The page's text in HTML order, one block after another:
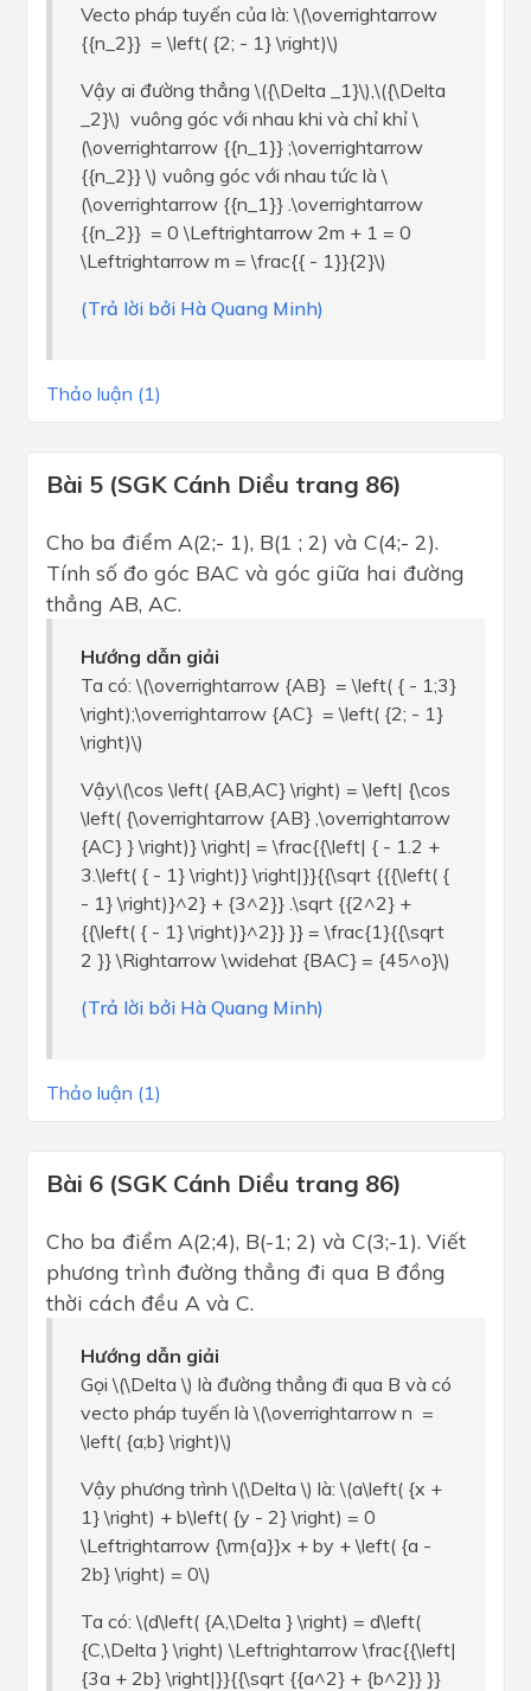
Vecto pháp tuyến của là: \(\overrightarrow
{{n_2}} = \left( {2; - 1} \right)\)
Vậy ai đường thẳng \({\Delta _1}\),\({\Delta
_2}\) vuông góc với nhau khi và chỉ khỉ \
(\overrightarrow {{n_1}} ;\overrightarrow
{{n_2}} \) vuông góc với nhau tức là \
(\overrightarrow {{n_1}} .\overrightarrow
{{n_2}} = 0 \Leftrightarrow 2m + 1 = 0
\Leftrightarrow m = \frac{{ - 1}}{2}\)
(Trả lời bởi Hà Quang Minh)
Thảo luận (1)
Bài 5 (SGK Cánh Diều trang 86)
Cho ba điểm A(2;- 1), B(1 ; 2) và C(4;- 2).
Tính số đo góc BAC và góc giữa hai đường
thẳng AB, AC.
Hướng dẫn giải
Ta có: \(\overrightarrow {AB} = \left( { - 1;3}
\right);\overrightarrow {AC} = \left( {2; - 1}
\right)\)
Vậy\(\cos \left( {AB,AC} \right) = \left| {\cos
\left( {\overrightarrow {AB} ,\overrightarrow
{AC} } \right)} \right| = \frac{{\left| { - 1.2 +
3.\left( { - 1} \right)} \right|}}{{\sqrt {{{\left( {
- 1} \right)}^2} + {3^2}} .\sqrt {{2^2} +
{{\left( { - 1} \right)}^2}} }} = \frac{1}{{\sqrt
2 }} \Rightarrow \widehat {BAC} = {45^o}\)
(Trả lời bởi Hà Quang Minh)
Thảo luận (1)
Bài 6 (SGK Cánh Diều trang 86)
Cho ba điểm A(2;4), B(-1; 2) và C(3;-1). Viết
phương trình đường thẳng đi qua B đồng
thời cách đều A và C.
Hướng dẫn giải
Gọi \(\Delta \) là đường thẳng đi qua B và có
vecto pháp tuyến là \(\overrightarrow n =
\left( {a;b} \right)\)
Vậy phương trình \(\Delta \) là: \(a\left( {x +
1} \right) + b\left( {y - 2} \right) = 0
\Leftrightarrow {\rm{a}}x + by + \left( {a -
2b} \right) = 0\)
Ta có: \(d\left( {A,\Delta } \right) = d\left(
{C,\Delta } \right) \Leftrightarrow \frac{{\left|
{3a + 2b} \right|}}{{\sqrt {{a^2} + {b^2}} }}